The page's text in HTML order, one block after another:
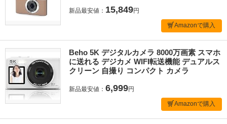
新品最安値： 15,849円
Amazonで購入
Beho 5K デジタルカメラ 8000万画素 スマホ
に送れる デジカメ WIFI転送機能 デュアルス
クリーン 自撮り コンパクト カメラ
新品最安値： 6,999円
Amazonで購入